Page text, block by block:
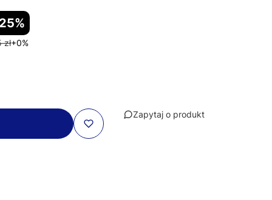
zł+0%
Zapytaj o produkt